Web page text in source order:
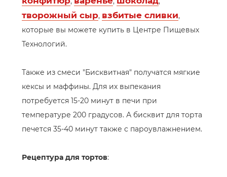
творожный сыр, взбитые сливки,
которые вы можете купить в Центре Пищевых
Технологий.
Также из смеси "Бисквитная" получатся мягкие
кексы и маффины. Для их выпекания
потребуется 15-20 минут в печи при
температуре 200 градусов. А бисквит для торта
печется 35-40 минут также с пароувлажнением.
Рецептура для тортов: